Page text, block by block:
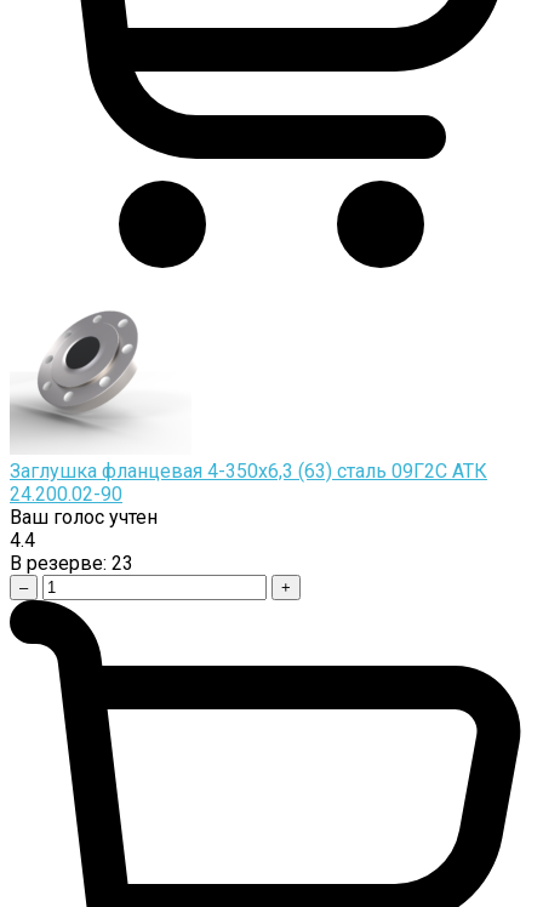
Заглушка фланцевая 4-350х6,3 (63) сталь 09Г2С АТК
24.200.02-90
Ваш голос учтен
4.4
В резерве: 23
– +